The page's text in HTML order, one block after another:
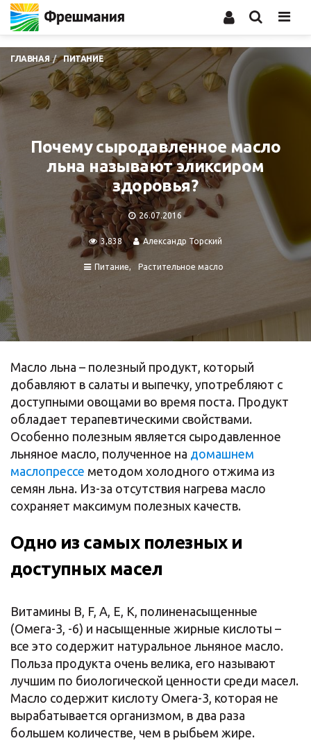
ГЛАВНАЯ ПИТАНИЕ
Почему сыродавленное масло
льна называют эликсиром
здоровья?
26.07.2016
3,838 Александр Торский
Питание Растительное масло
Масло льна – полезный продукт, который
добавляют в салаты и выпечку, употребляют с
доступными овощами во время поста. Продукт
обладает терапевтическими свойствами.
Особенно полезным является сыродавленное
льняное масло, полученное на домашнем
маслопрессе методом холодного отжима из
семян льна. Из-за отсутствия нагрева масло
сохраняет максимум полезных качеств.
Одно из самых полезных и
доступных масел
Витамины B, F, A, E, K, полиненасыщенные
(Омега-3, -6) и насыщенные жирные кислоты –
все это содержит натуральное льняное масло.
Польза продукта очень велика, его называют
лучшим по биологической ценности среди масел.
Масло содержит кислоту Омега-3, которая не
вырабатывается организмом, в два раза
большем количестве, чем в рыбьем жире.